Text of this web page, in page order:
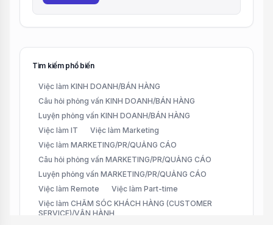
Tìm kiếm phổ biến
Việc làm KINH DOANH/BÁN HÀNG
Câu hỏi phỏng vấn KINH DOANH/BÁN HÀNG
Luyện phỏng vấn KINH DOANH/BÁN HÀNG
Việc làm IT
Việc làm Marketing
Việc làm MARKETING/PR/QUẢNG CÁO
Câu hỏi phỏng vấn MARKETING/PR/QUẢNG CÁO
Luyện phỏng vấn MARKETING/PR/QUẢNG CÁO
Việc làm Remote
Việc làm Part-time
Việc làm CHĂM SÓC KHÁCH HÀNG (CUSTOMER
SERVICE)/VẬN HÀNH